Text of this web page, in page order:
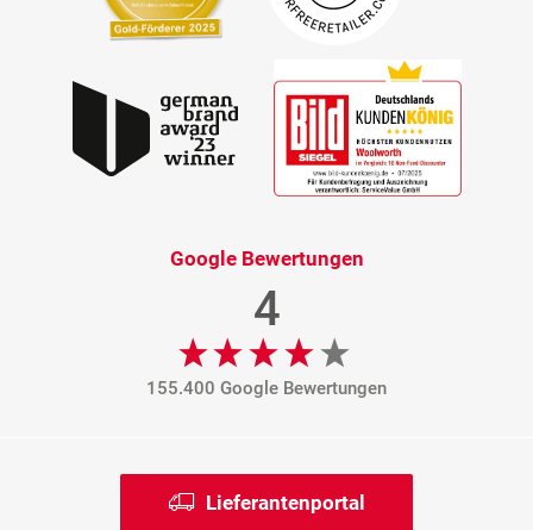
Google Bewertungen
4
155.400 Google Bewertungen
Lieferantenportal